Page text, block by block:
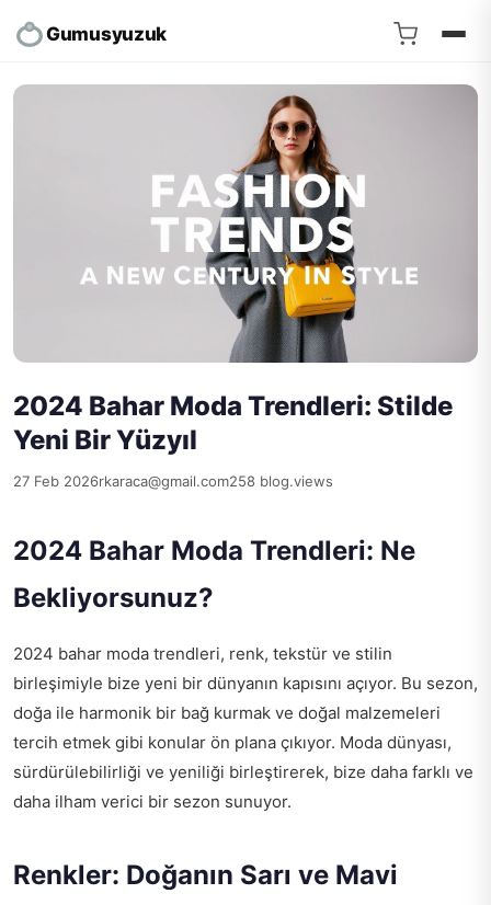
Gumusyuzuk
2024 Bahar Moda Trendleri: Stilde
Yeni Bir Yüzyıl
27 Feb 2026rkaraca@gmail.com258 blog.views
2024 Bahar Moda Trendleri: Ne
Bekliyorsunuz?
2024 bahar moda trendleri, renk, tekstür ve stilin
birleşimiyle bize yeni bir dünyanın kapısını açıyor. Bu sezon,
doğa ile harmonik bir bağ kurmak ve doğal malzemeleri
tercih etmek gibi konular ön plana çıkıyor. Moda dünyası,
sürdürülebilirliği ve yeniliği birleştirerek, bize daha farklı ve
daha ilham verici bir sezon sunuyor.
Renkler: Doğanın Sarı ve Mavi